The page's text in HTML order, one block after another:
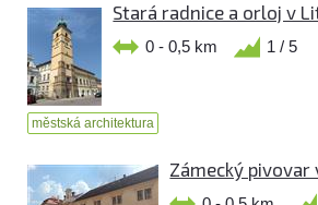
Stará radnice a orloj v
0 - 0,5 km 1 / 5
městská architektura
Zámecký